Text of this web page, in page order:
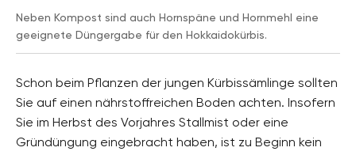
Neben Kompost sind auch Hornspäne und Hornmehl eine
geeignete Düngergabe für den Hokkaidokürbis.
Schon beim Pflanzen der jungen Kürbissämlinge sollten
Sie auf einen nährstoffreichen Boden achten. Insofern
Sie im Herbst des Vorjahres Stallmist oder eine
Gründüngung eingebracht haben, ist zu Beginn kein